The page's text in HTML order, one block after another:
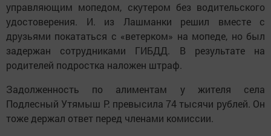
управляющим мопедом, скутером без водительского
удостоверения. И. из Лашманки решил вместе с
друзьями покататься с «ветерком» на мопеде, но был
задержан сотрудниками ГИБДД. В результате на
родителей подростка наложен штраф.
Задолженность по алиментам у жителя села
Подлесный Утямыш Р. превысила 74 тысячи рублей. Он
тоже держал ответ перед членами комиссии.